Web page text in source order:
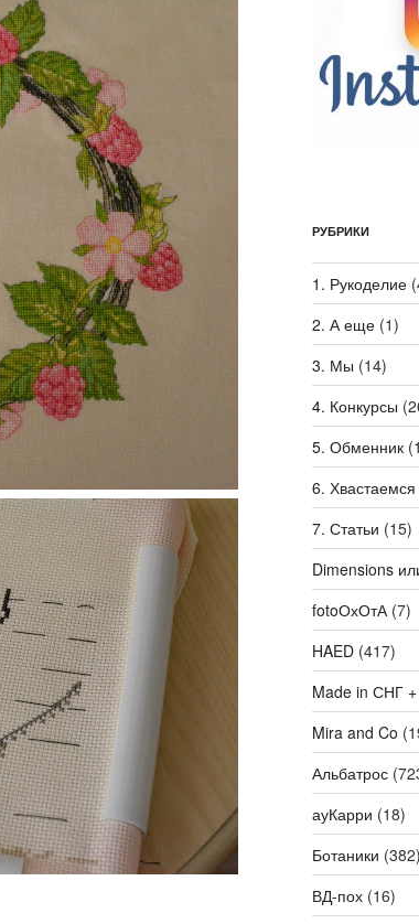
РУБРИКИ
1. Рукоделие
2. А еще(1)
3. Мы (14)
4. Конкурсы
5. Обменник
6. Хвастаемся
7. Статьи (15)
Dimensions
fotoОхОтА(7)
HAED(417)
Made in СНГ
Mira and Co
Альбатрос
ауКарри (18)
Ботаники
ВД-пох(16)